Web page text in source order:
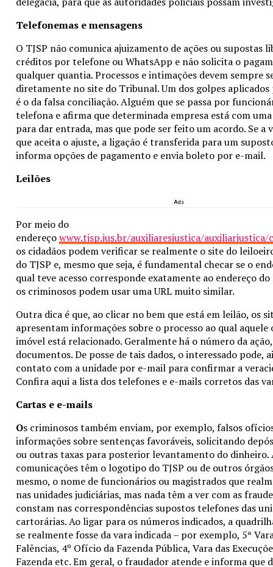
Telefonemas e mensagens
O TJSP não comunica ajuizamento de ações ou supostas
créditos por telefone ou WhatsApp e não solicita o
qualquer quantia. Processos e intimações devem sempre
diretamente no site do Tribunal. Um dos golpes
é o da falsa conciliação. Alguém que se passa por
telefona e afirma que determinada empresa está com
para dar entrada, mas que pode ser feito um acordo. Se a
que aceita o ajuste, a ligação é transferida para um
informa opções de pagamento e envia boleto por e-mail.
Leilões
Ads
Por meio do
endereçowww.tjsp.jus.br/auxiliaresjustica/
os cidadãos podem verificar se realmente o site do
do TJSP e, mesmo que seja, é fundamental checar se o
qual teve acesso corresponde exatamente ao endereço
os criminosos podem usar uma URL muito similar.
Outra dica é que, ao clicar no bem que está em leilão, os
apresentam informações sobre o processo ao qual aquele
imóvel está relacionado. Geralmente há o número da
documentos. De posse de tais dados, o interessado pode,
contato com a unidade por e-mail para confirmar a
Confira aqui a lista dos telefones e e-mails corretos das
Cartas e e-mails
Os criminosos também enviam, por exemplo, falsos
informações sobre sentenças favoráveis, solicitando
ou outras taxas para posterior levantamento do dinheiro.
comunicações têm o logotipo do TJSP ou de outros
mesmo, o nome de funcionários ou magistrados que
nas unidades judiciárias, mas nada têm a ver com as
constam nas correspondências supostos telefones das
cartorárias. Ao ligar para os números indicados, a
se realmente fosse da vara indicada – por exemplo, 5ª
Falências, 4º Ofício da Fazenda Pública, Vara das
Fazenda etc. Em geral, o fraudador atende e informa que